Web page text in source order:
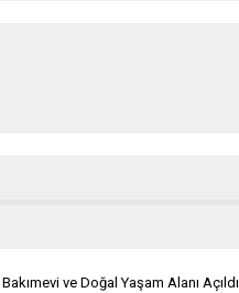
ve Doğal Yaşam Alanı Açıldı